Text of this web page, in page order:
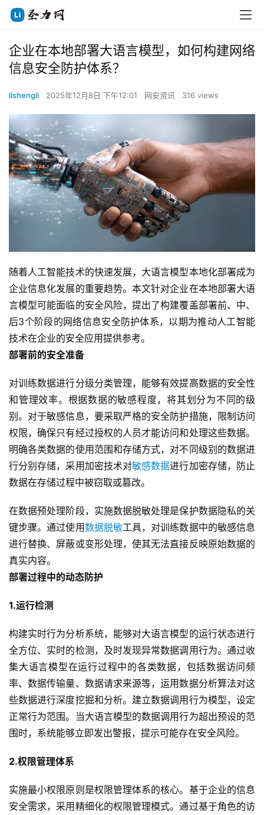
企业在本地部署大语言模型，如何构建网络
信息安全防护体系？
lishengli 2025年12月8日 下午12:01 网安资讯 316 views
随着人工智能技术的快速发展，大语言模型本地化部署成为
企业信息化发展的重要趋势。本文针对企业在本地部署大语
言模型可能面临的安全风险，提出了构建覆盖部署前、中、
后3个阶段的网络信息安全防护体系，以期为推动人工智能
技术在企业的安全应用提供参考。
部署前的安全准备
对训练数据进行分级分类管理，能够有效提高数据的安全性
和管理效率。根据数据的敏感程度，将其划分为不同的级
别。对于敏感信息，要采取严格的安全防护措施，限制访问
权限，确保只有经过授权的人员才能访问和处理这些数据。
明确各类数据的使用范围和存储方式，对不同级别的数据进
行分别存储，采用加密技术对敏感数据进行加密存储，防止
数据在存储过程中被窃取或篡改。
在数据预处理阶段，实施数据脱敏处理是保护数据隐私的关
键步骤。通过使用数据脱敏工具，对训练数据中的敏感信息
进行替换、屏蔽或变形处理，使其无法直接反映原始数据的
真实内容。
部署过程中的动态防护
1.运行检测
构建实时行为分析系统，能够对大语言模型的运行状态进行
全方位、实时的检测，及时发现异常数据调用行为。通过收
集大语言模型在运行过程中的各类数据，包括数据访问频
率、数据传输量、数据请求来源等，运用数据分析算法对这
些数据进行深度挖掘和分析。建立数据调用行为模型，设定
正常行为范围。当大语言模型的数据调用行为超出预设的范
围时，系统能够立即发出警报，提示可能存在安全风险。
2.权限管理体系
实施最小权限原则是权限管理体系的核心。基于企业的信息
安全需求，采用精细化的权限管理模式。通过基于角色的访